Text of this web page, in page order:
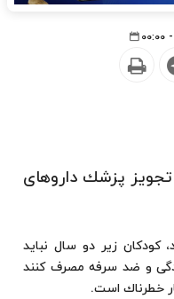
تجویز پزشك داروهای
كودكان زیر دو سال نباید
و ضد سرفه مصرف كنند
خطرناك است.